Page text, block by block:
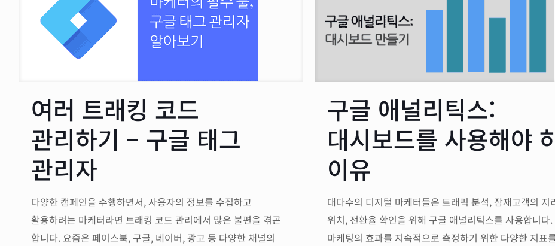
여러 트래킹 코드
관리하기 – 구글 태그
관리자
다양한 캠페인을 수행하면서, 사용자의 정보를 수집하고
활용하려는 마케터라면 트래킹 코드 관리에서 많은 불편을 겪곤
합니다. 요즘은 페이스북, 구글, 네이버, 광고 등 다양한 채널의
구글 애널리틱스:
대시보드를 사용해야
이유
대다수의 디지털 마케터들은 트래픽 분석, 잠재고객의 지
위치, 전환율 확인을 위해 구글 애널리틱스를 사용합니다.
마케팅의 효과를 지속적으로 측정하기 위한 다양한 지표